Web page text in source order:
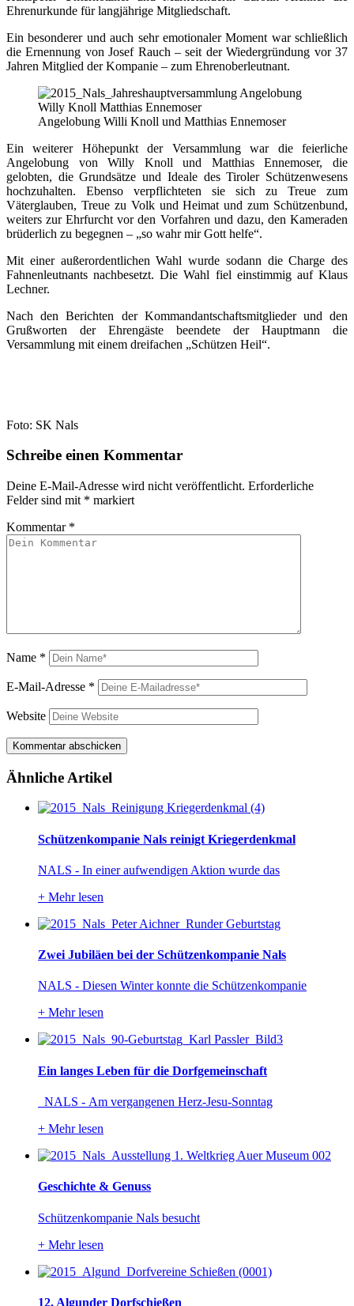
Ehrenurkunde für langjährige Mitgliedschaft.
Ein besonderer und auch sehr emotionaler Moment war schließlich
die Ernennung von Josef Rauch – seit der Wiedergründung vor 37
Jahren Mitglied der Kompanie – zum Ehrenoberleutnant.
Angelobung Willi Knoll und Matthias Ennemoser
Ein weiterer Höhepunkt der Versammlung war die feierliche
Angelobung von Willy Knoll und Matthias Ennemoser, die
gelobten, die Grundsätze und Ideale des Tiroler Schützenwesens
hochzuhalten. Ebenso verpflichteten sie sich zu Treue zum
Väterglauben, Treue zu Volk und Heimat und zum Schützenbund,
weiters zur Ehrfurcht vor den Vorfahren und dazu, den Kameraden
brüderlich zu begegnen – „so wahr mir Gott helfe“.
Mit einer außerordentlichen Wahl wurde sodann die Charge des
Fahnenleutnants nachbesetzt. Die Wahl fiel einstimmig auf Klaus
Lechner.
Nach den Berichten der Kommandantschaftsmitglieder und den
Grußworten der Ehrengäste beendete der Hauptmann die
Versammlung mit einem dreifachen „Schützen Heil“.
Foto: SK Nals
Schreibe einen Kommentar
Deine E-Mail-Adresse wird nicht veröffentlicht. Erforderliche
Felder sind mit * markiert
Kommentar *
Name *
E-Mail-Adresse *
Website
Ähnliche Artikel
Schützenkompanie Nals reinigt Kriegerdenkmal
NALS - In einer aufwendigen Aktion wurde das
+ Mehr lesen
Zwei Jubiläen bei der Schützenkompanie Nals
NALS - Diesen Winter konnte die Schützenkompanie
+ Mehr lesen
Ein langes Leben für die Dorfgemeinschaft
NALS - Am vergangenen Herz-Jesu-Sonntag
+ Mehr lesen
Geschichte & Genuss
Schützenkompanie Nals besucht
+ Mehr lesen
12. Algunder Dorfschießen